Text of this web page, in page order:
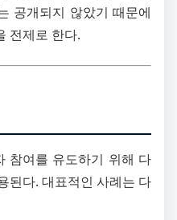
공개되지 않았기 때문에
전제로 한다.
참여를 유도하기 위해 다
된다. 대표적인 사례는 다